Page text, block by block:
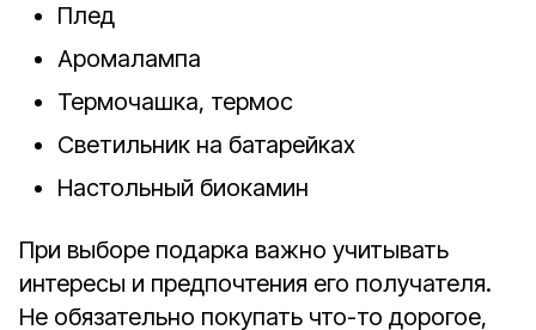
Плед
Аромалампа
Термочашка, термос
Светильник на батарейках
Настольный биокамин
При выборе подарка важно учитывать
интересы и предпочтения его получателя.
Не обязательно покупать что-то дорогое,